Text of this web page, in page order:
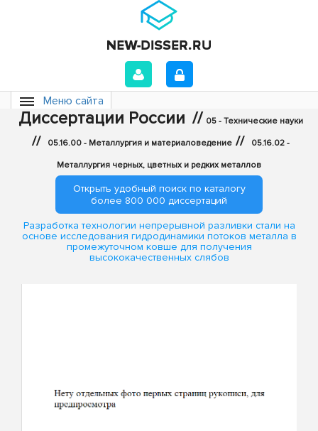
Меню сайта
Диссертации России // 05 - Технические науки
// 05.16.00 - Металлургия и материаловедение // 05.16.02 -
Металлургия черных, цветных и редких металлов
Открыть удобный поиск по каталогу
более 800 000 диссертаций
Разработка технологии непрерывной разливки стали на
основе исследования гидродинамики потоков металла в
промежуточном ковше для получения
высококачественных слябов